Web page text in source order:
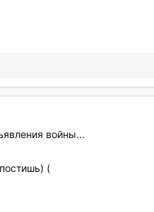
войны...
(